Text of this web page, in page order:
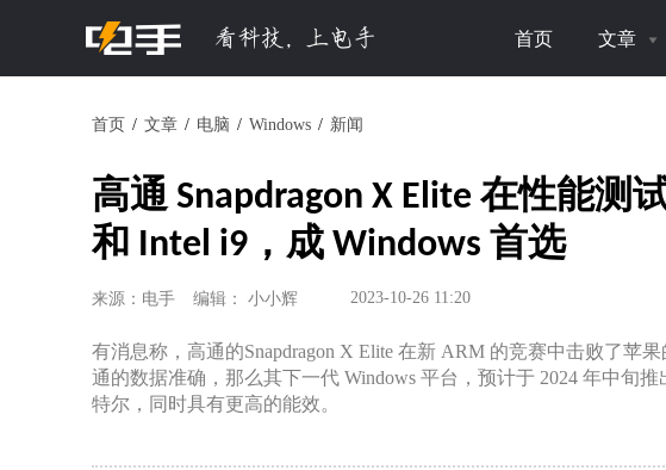
首页 文章
首页 文章 电脑 Windows 新闻
高通 Snapdragon X Elite 在性能测
和 Intel i9，成 Windows 首选
来源：电手 编辑： 小小辉 2023-10-26 11:20
有消息称，高通的Snapdragon X Elite 在新 ARM 的竞赛中击败了苹
通的数据准确，那么其下一代 Windows 平台，预计于 2024 年中旬
特尔，同时具有更高的能效。